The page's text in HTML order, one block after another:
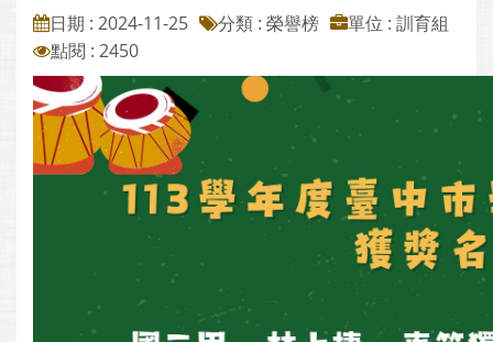
日期 : 2024-11-25 分類 : 榮譽榜
單位 : 訓育組
點閱 : 2450